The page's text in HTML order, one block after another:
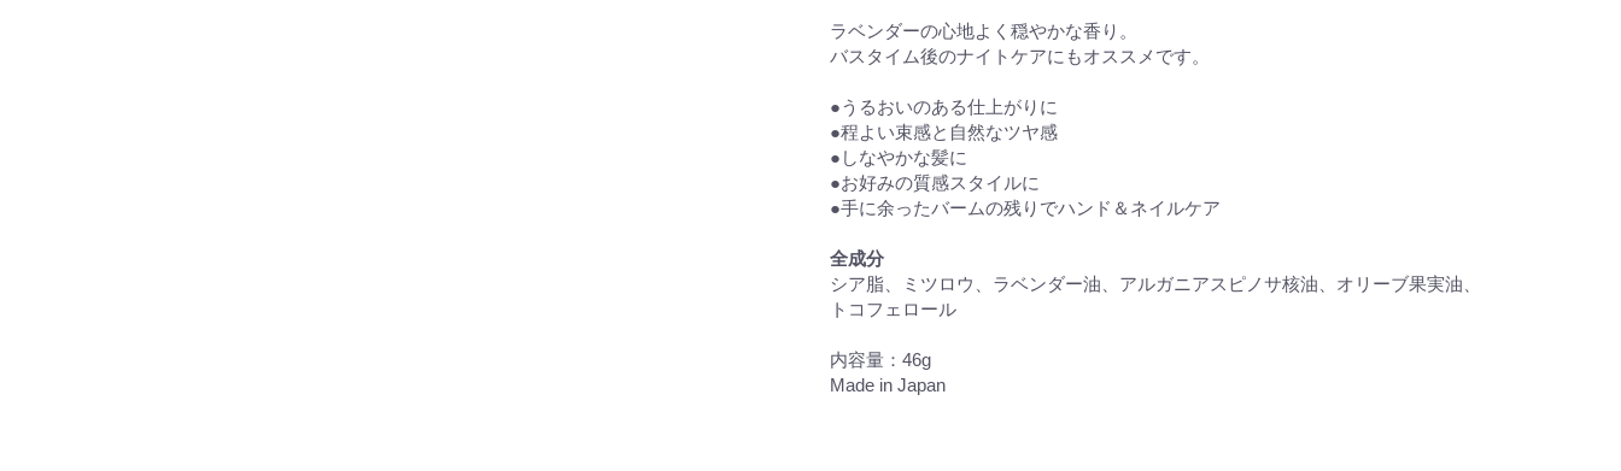
ラベンダーの心地よく穏やかな香り。
バスタイム後のナイトケアにもオススメです。
●うるおいのある仕上がりに
●程よい束感と自然なツヤ感
●しなやかな髪に
●お好みの質感スタイルに
●手に余ったバームの残りでハンド＆ネイルケア
全成分
シア脂、ミツロウ、ラベンダー油、アルガニアスピノサ核油、オリーブ果実油、
トコフェロール
内容量：46g
Made in Japan